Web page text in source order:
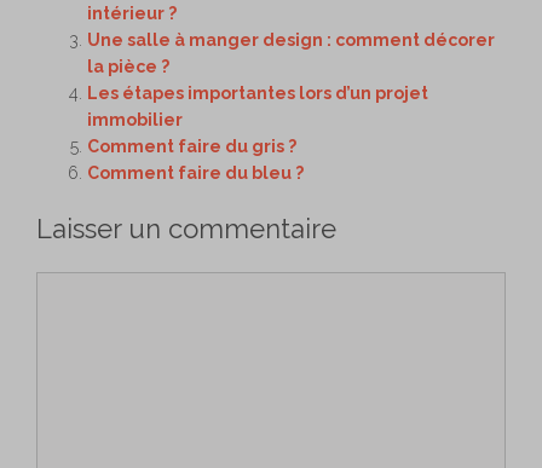
intérieur ?
Une salle à manger design : comment décorer
la pièce ?
Les étapes importantes lors d’un projet
immobilier
Comment faire du gris ?
Comment faire du bleu ?
Laisser un commentaire